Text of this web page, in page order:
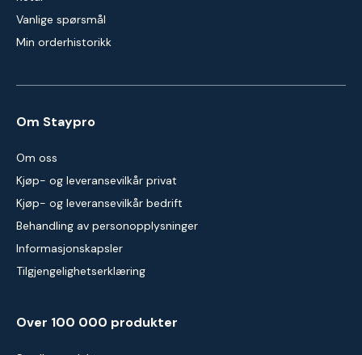
Vanlige spørsmål
Min orderhistorikk
Om Staypro
Om oss
Kjøp- og leveransevilkår privat
Kjøp- og leveransevilkår bedrift
Behandling av personopplysninger
Informasjonskapsler
Tilgjengelighetserklæring
Over 100 000 produkter